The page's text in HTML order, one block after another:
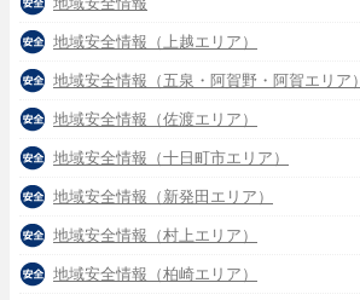
地域安全情報（上越エリア）
地域安全情報（五泉・阿賀野・阿賀エリア）
地域安全情報（佐渡エリア）
地域安全情報（十日町市エリア）
地域安全情報（新発田エリア）
地域安全情報（村上エリア）
地域安全情報（柏崎エリア）